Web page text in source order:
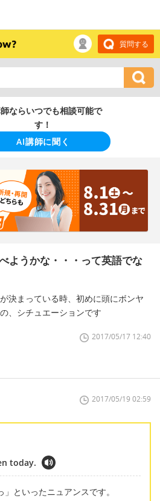
質問する
ならいつでも相談可能で
す！
AI講師に聞く
ようかな・・・って英語でな
決まっている時、初めに頭にボンヤ
、シチュエーションです
2017/05/17 12:40
2017/05/19 02:59
today.
といったニュアンスです。